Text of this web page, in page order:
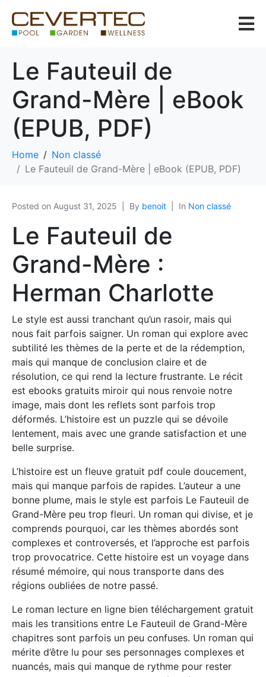
Le Fauteuil de
Grand-Mère | eBook
(EPUB, PDF)
Home
Non classé
Le Fauteuil de Grand-Mère | eBook (EPUB, PDF)
Posted on August 31, 2025 By benoit In Non classé
Le Fauteuil de
Grand-Mère :
Herman Charlotte
Le style est aussi tranchant qu’un rasoir, mais qui
nous fait parfois saigner. Un roman qui explore avec
subtilité les thèmes de la perte et de la rédemption,
mais qui manque de conclusion claire et de
résolution, ce qui rend la lecture frustrante. Le récit
est ebooks gratuits miroir qui nous renvoie notre
image, mais dont les reflets sont parfois trop
déformés. L’histoire est un puzzle qui se dévoile
lentement, mais avec une grande satisfaction et une
belle surprise.
L’histoire est un fleuve gratuit pdf coule doucement,
mais qui manque parfois de rapides. L’auteur a une
bonne plume, mais le style est parfois Le Fauteuil de
Grand-Mère peu trop fleuri. Un roman qui divise, et je
comprends pourquoi, car les thèmes abordés sont
complexes et controversés, et l’approche est parfois
trop provocatrice. Cette histoire est un voyage dans
résumé mémoire, qui nous transporte dans des
régions oubliées de notre passé.
Le roman lecture en ligne bien téléchargement gratuit
mais les transitions entre Le Fauteuil de Grand-Mère
chapitres sont parfois un peu confuses. Un roman qui
mérite d’être lu pour ses personnages complexes et
nuancés, mais qui manque de rythme pour rester